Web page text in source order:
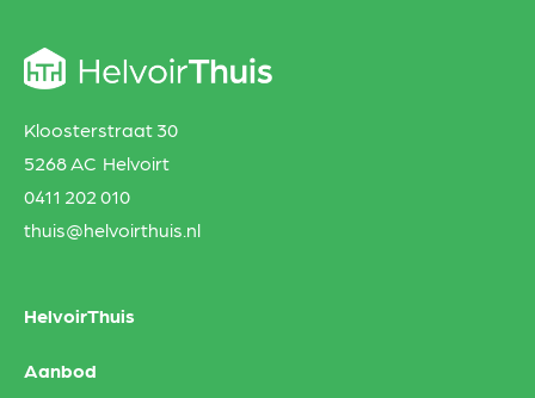
Kloosterstraat 30
5268 AC Helvoirt
0411 202 010
thuis@helvoirthuis.nl
HelvoirThuis
Aanbod